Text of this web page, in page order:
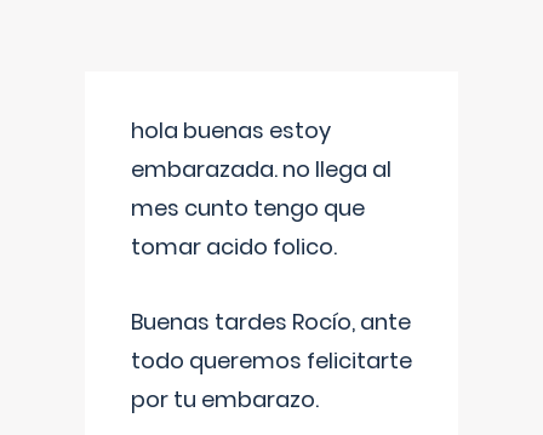
hola buenas estoy
embarazada. no llega al
mes cunto tengo que
tomar acido folico.
Buenas tardes Rocío, ante
todo queremos felicitarte
por tu embarazo.